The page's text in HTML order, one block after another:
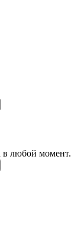
в любой момент.